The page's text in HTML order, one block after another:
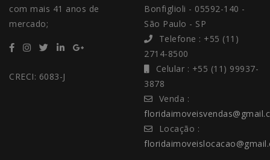
com mais 41 anos de
mercado;
CRECI: 6083-J
Bonfiglioli - 05592-140 -
São Paulo - SP
Telefone : +55 (11)
2714-8500
Celular : +55 (11) 99937-
3878
Venda :
Locação :